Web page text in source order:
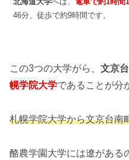
46分、徒歩で約9時間です。
この3つの大学がら、 文京
幌学院大学であることが分
札幌学院大学から文京台南
酪農学園大学には遼がある